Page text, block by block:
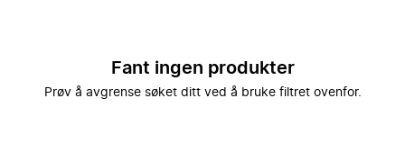
Fant ingen produkter
Prøv å avgrense søket ditt ved å bruke filtret ovenfor.